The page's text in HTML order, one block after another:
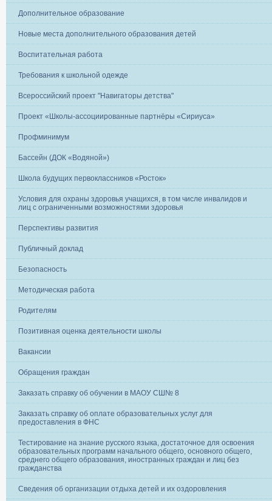
Дополнительное образование
Новые места дополнительного образования детей
Воспитательная работа
Требования к школьной одежде
Всероссийский проект "Навигаторы детства"
Проект «Школы-ассоциированные партнёры «Сириуса»
Профминимум
Бассейн (ДОК «Водяной»)
Школа будущих первоклассников «Росток»
Условия для охраны здоровья учащихся, в том числе инвалидов и
лиц с ограниченными возможностями здоровья
Перспективы развития
Публичный доклад
Безопасность
Методическая работа
Родителям
Позитивная оценка деятельности школы
Вакансии
Обращения граждан
Заказать справку об обучении в МАОУ СШ№ 8
Заказать справку об оплате образовательных услуг для
предоставления в ФНС
Тестирование на знание русского языка, достаточное для освоения
образовательных программ начального общего, основного общего,
среднего общего образования, иностранных граждан и лиц без
гражданства
Сведения об организации отдыха детей и их оздоровления